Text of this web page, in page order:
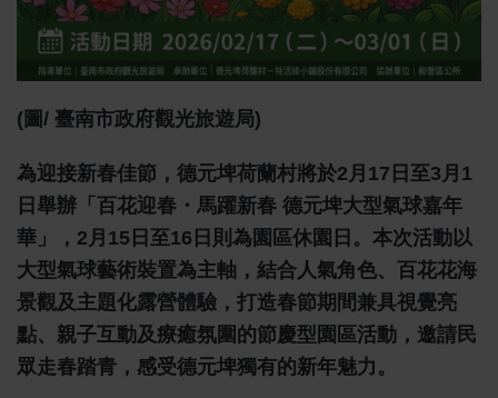
(圖/ 臺南市政府觀光旅遊局)
為迎接新春佳節，德元埤荷蘭村將於2月17日至3月1
日舉辦「百花迎春・馬躍新春 德元埤大型氣球嘉年
華」，2月15日至16日則為園區休園日。本次活動以
大型氣球藝術裝置為主軸，結合人氣角色、百花花海
景觀及主題化露營體驗，打造春節期間兼具視覺亮
點、親子互動及療癒氛圍的節慶型園區活動，邀請民
眾走春踏青，感受德元埤獨有的新年魅力。